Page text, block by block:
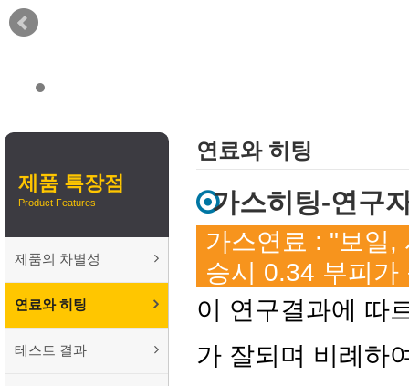
개인정보처리방침
이용약관
제품 특장점
Product Features
제품의 차별성
연료와 히팅
테스트 결과
연료와 히팅
가스히팅-연구
가스연료 : "보일
승시 0.34 부피가
이 연구결과에 따
가 잘되며 비례하